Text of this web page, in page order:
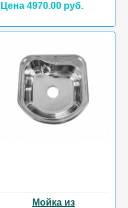
Цена 4970.00 руб.
Мойка из